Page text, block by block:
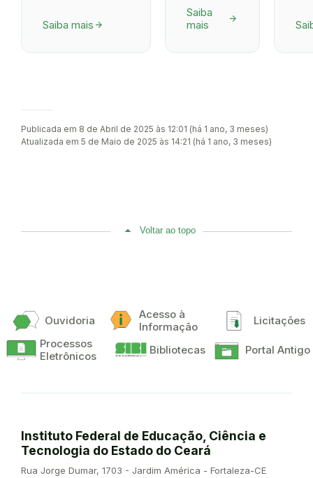
Saiba mais arrow_forward
Saiba
mais
arrow_forward
Publicada em 8 de Abril de 2025 às 12:01 (há 1 ano, 3 meses)
Atualizada em 5 de Maio de 2025 às 14:21 (há 1 ano, 3 meses)
Voltar ao topo
Ouvidoria
Acesso à
Informação
Licitações
Processos
Eletrônicos
Bibliotecas Portal Antigo
Instituto Federal de Educação, Ciência e
Tecnologia do Estado do Ceará
Endereço:
Rua Jorge Dumar, 1703 - Jardim América - Fortaleza-CE